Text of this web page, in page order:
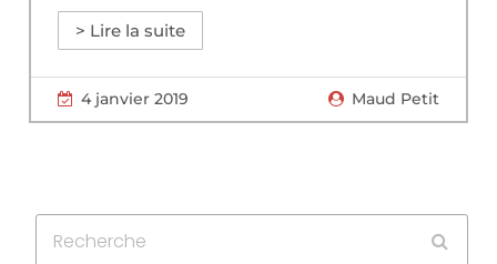
> Lire la suite
4 janvier 2019 Maud Petit